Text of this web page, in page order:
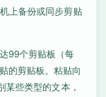
上备份或同步剪贴
99个剪贴板（每
的剪贴板。粘贴向
些类型的文本，